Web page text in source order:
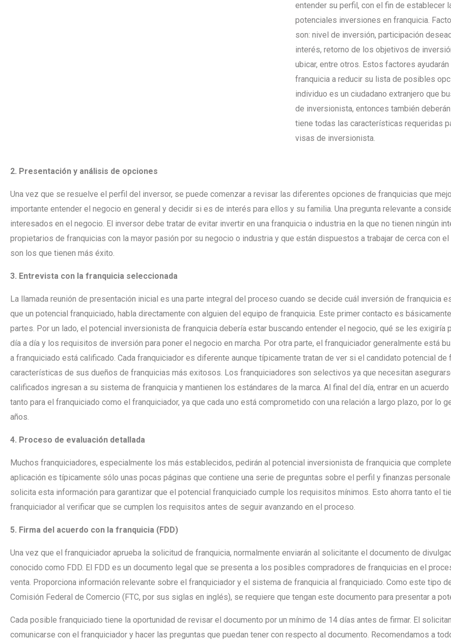
entender su perfil, con el fin de establecer
potenciales inversiones en franquicia.
son: nivel de inversión, participación
interés, retorno de los objetivos de
ubicar, entre otros. Estos factores
franquicia a reducir su lista de posibles
individuo es un ciudadano extranjero que
de inversionista, entonces también
tiene todas las características requeridas
visas de inversionista.
2. Presentación y análisis de opciones
Una vez que se resuelve el perfil del inversor, se puede comenzar a revisar las diferentes opciones de franquicias que
importante entender el negocio en general y decidir si es de interés para ellos y su familia. Una pregunta relevante a
interesados en el negocio. El inversor debe tratar de evitar invertir en una franquicia o industria en la que no tienen ningún
propietarios de franquicias con la mayor pasión por su negocio o industria y que están dispuestos a trabajar de cerca con
son los que tienen más éxito.
3. Entrevista con la franquicia seleccionada
La llamada reunión de presentación inicial es una parte integral del proceso cuando se decide cuál inversión de franquicia
que un potencial franquiciado, habla directamente con alguien del equipo de franquicia. Este primer contacto es
partes. Por un lado, el potencial inversionista de franquicia debería estar buscando entender el negocio, qué se les exigiría
día a día y los requisitos de inversión para poner el negocio en marcha. Por otra parte, el franquiciador generalmente está
a franquiciado está calificado. Cada franquiciador es diferente aunque típicamente tratan de ver si el candidato potencial
características de sus dueños de franquicias más exitosos. Los franquiciadores son selectivos ya que necesitan
calificados ingresan a su sistema de franquicia y mantienen los estándares de la marca. Al final del día, entrar en un
tanto para el franquiciado como el franquiciador, ya que cada uno está comprometido con una relación a largo plazo, por lo
años.
4. Proceso de evaluación detallada
Muchos franquiciadores, especialmente los más establecidos, pedirán al potencial inversionista de franquicia que
aplicación es típicamente sólo unas pocas páginas que contiene una serie de preguntas sobre el perfil y finanzas
solicita esta información para garantizar que el potencial franquiciado cumple los requisitos mínimos. Esto ahorra tanto el
franquiciador al verificar que se cumplen los requisitos antes de seguir avanzando en el proceso.
5. Firma del acuerdo con la franquicia (FDD)
Una vez que el franquiciador aprueba la solicitud de franquicia, normalmente enviarán al solicitante el documento de
conocido como FDD. El FDD es un documento legal que se presenta a los posibles compradores de franquicias en el
venta. Proporciona información relevante sobre el franquiciador y el sistema de franquicia al franquiciado. Como este tipo
Comisión Federal de Comercio (FTC, por sus siglas en inglés), se requiere que tengan este documento para presentar a
Cada posible franquiciado tiene la oportunidad de revisar el documento por un mínimo de 14 días antes de firmar. El
comunicarse con el franquiciador y hacer las preguntas que puedan tener con respecto al documento. Recomendamos a